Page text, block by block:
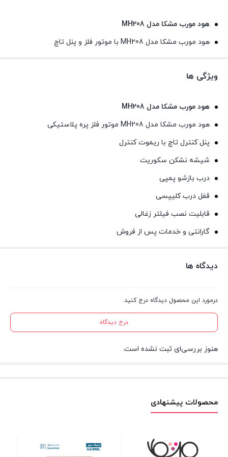
هود مورب مشکا مدل MH208
هود مورب مشکا مدل MH208 با موتور فلز و پنل تاچ
ویژگی ها
هود مورب مشکا مدل MH208
هود مورب مشکا مدل MH208 موتور فلز پره پلاستیکی
پنل کنترل تاچ با ریموت کنترل
شیشه نشکن سکوریت
درب بازشو پمپی
قفل درب کلیپسی
قابلیت نصب فیلتر زغالی
گارانتی و خدمات پس از فروش
دیدگاه ها
درمورد این محصول دیدگاه درج کنید.
درج دیدگاه
هنوز بررسی‌ای ثبت نشده است.
محصولات پیشنهادی